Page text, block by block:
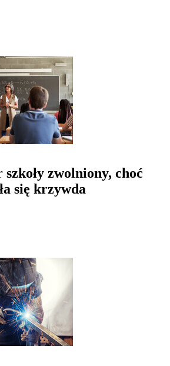
zwolniony, choć
się krzywda